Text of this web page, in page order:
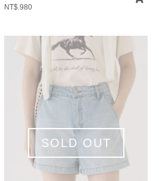
NT$.980
SOLD OUT